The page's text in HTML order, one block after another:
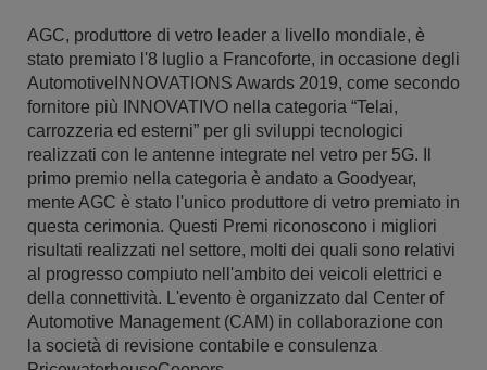
AGC, produttore di vetro leader a livello mondiale, è
stato premiato l'8 luglio a Francoforte, in occasione degli
AutomotiveINNOVATIONS Awards 2019, come secondo
fornitore più INNOVATIVO nella categoria “Telai,
carrozzeria ed esterni” per gli sviluppi tecnologici
realizzati con le antenne integrate nel vetro per 5G. Il
primo premio nella categoria è andato a Goodyear,
mente AGC è stato l'unico produttore di vetro premiato in
questa cerimonia. Questi Premi riconoscono i migliori
risultati realizzati nel settore, molti dei quali sono relativi
al progresso compiuto nell'ambito dei veicoli elettrici e
della connettività. L'evento è organizzato dal Center of
Automotive Management (CAM) in collaborazione con
la società di revisione contabile e consulenza